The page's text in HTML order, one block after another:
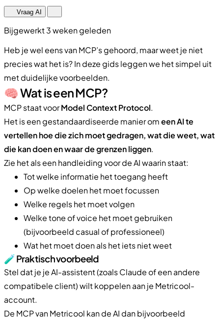
Vraag AI
Bijgewerkt 3 weken geleden
Heb je wel eens van MCP’s gehoord, maar weet je niet
precies wat het is? In deze gids leggen we het simpel uit
met duidelijke voorbeelden.
🧠 Wat is een MCP?
MCP staat voorModel Context Protocol.
Het is een gestandaardiseerde manier omeen AI te
vertellen hoe die zich moet gedragen, wat die weet, wat
die kan doen en waar de grenzen liggen.
Zie het als een handleiding voor de AI waarin staat:
Tot welke informatie het toegang heeft
Op welke doelen het moet focussen
Welke regels het moet volgen
Welke tone of voice het moet gebruiken
(bijvoorbeeld casual of professioneel)
Wat het moet doen als het iets niet weet
🧪 Praktisch voorbeeld
Stel dat je je AI-assistent (zoals Claude of een andere
compatibele client) wilt koppelen aan je Metricool-
account.
De MCP van Metricool kan de AI dan bijvoorbeeld